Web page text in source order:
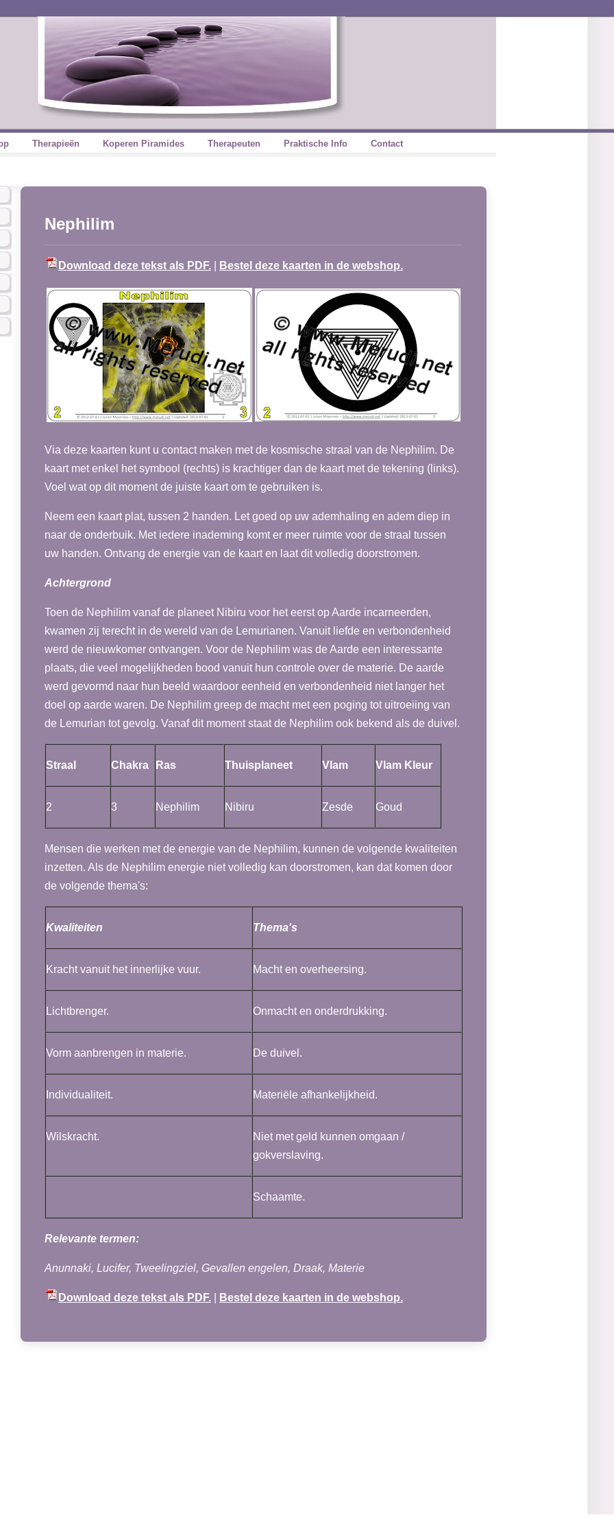
Therapieën Koperen Piramides Therapeuten Praktische Info Contact
Nephilim
Download deze tekst als PDF. Bestel deze kaarten in de webshop.
Via deze kaarten kunt u contact maken met de kosmische straal van de Nephilim. De
kaart met enkel het symbool (rechts) is krachtiger dan de kaart met de tekening (links).
Voel wat op dit moment de juiste kaart om te gebruiken is.
Neem een kaart plat, tussen 2 handen. Let goed op uw ademhaling en adem diep in
naar de onderbuik. Met iedere inademing komt er meer ruimte voor de straal tussen
uw handen. Ontvang de energie van de kaart en laat dit volledig doorstromen.
Achtergrond
Toen de Nephilim vanaf de planeet Nibiru voor het eerst op Aarde incarneerden,
kwamen zij terecht in de wereld van de Lemurianen. Vanuit liefde en verbondenheid
werd de nieuwkomer ontvangen. Voor de Nephilim was de Aarde een interessante
plaats, die veel mogelijkheden bood vanuit hun controle over de materie. De aarde
werd gevormd naar hun beeld waardoor eenheid en verbondenheid niet langer het
doel op aarde waren. De Nephilim greep de macht met een poging tot uitroeiing van
de Lemurian tot gevolg. Vanaf dit moment staat de Nephilim ook bekend als de duivel.
Straal Chakra Ras Thuisplaneet Vlam Vlam Kleur
2 3 Nephilim Nibiru Zesde Goud
Mensen die werken met de energie van de Nephilim, kunnen de volgende kwaliteiten
inzetten. Als de Nephilim energie niet volledig kan doorstromen, kan dat komen door
de volgende thema's:
Kwaliteiten Thema's
Kracht vanuit het innerlijke vuur. Macht en overheersing.
Lichtbrenger. Onmacht en onderdrukking.
Vorm aanbrengen in materie. De duivel.
Individualiteit. Materiële afhankelijkheid.
Wilskracht.
Niet met geld kunnen omgaan /
gokverslaving.
Schaamte.
Relevante termen:
Anunnaki, Lucifer, Tweelingziel, Gevallen engelen, Draak, Materie
Download deze tekst als PDF. Bestel deze kaarten in de webshop.